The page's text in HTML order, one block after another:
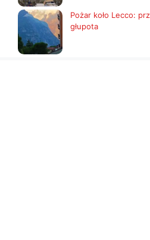
Pożar koło Lecco:
głupota